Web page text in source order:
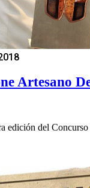
Artesano
edición del